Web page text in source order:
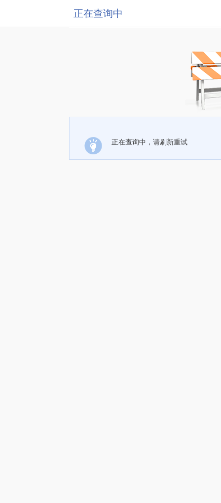
正在查询中
正在查询中，请刷新重试